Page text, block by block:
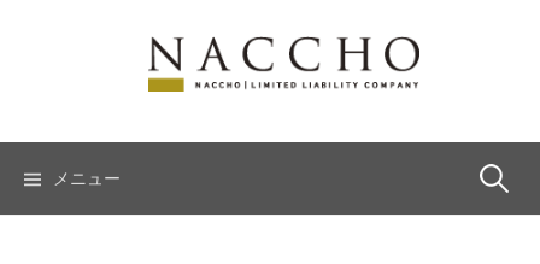
メニュー 検